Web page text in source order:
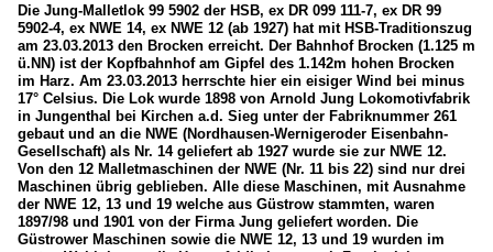
Die Jung-Malletlok 99 5902 der HSB, ex DR 099 111-7, ex DR 99
5902-4, ex NWE 14, ex NWE 12 (ab 1927) hat mit HSB-Traditionszug
am 23.03.2013 den Brocken erreicht. Der Bahnhof Brocken (1.125 m
ü.NN) ist der Kopfbahnhof am Gipfel des 1.142m hohen Brocken
im Harz. Am 23.03.2013 herrschte hier ein eisiger Wind bei minus
17° Celsius. Die Lok wurde 1898 von Arnold Jung Lokomotivfabrik
in Jungenthal bei Kirchen a.d. Sieg unter der Fabriknummer 261
gebaut und an die NWE (Nordhausen-Wernigeroder Eisenbahn-
Gesellschaft) als Nr. 14 geliefert ab 1927 wurde sie zur NWE 12.
Von den 12 Malletmaschinen der NWE (Nr. 11 bis 22) sind nur drei
Maschinen übrig geblieben. Alle diese Maschinen, mit Ausnahme
der NWE 12, 13 und 19 welche aus Güstrow stammten, waren
1897/98 und 1901 von der Firma Jung geliefert worden. Die
Güstrower Maschinen sowie die NWE 12, 13 und 19 wurden im